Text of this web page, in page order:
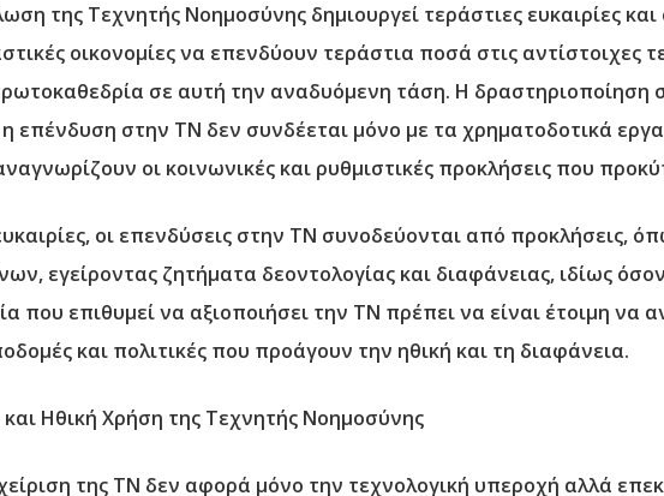
της Τεχνητής Νοημοσύνης δημιουργεί τεράστιες ευκαιρίες και
οικονομίες να επενδύουν τεράστια ποσά στις αντίστοιχες
σε αυτή την αναδυόμενη τάση. Η δραστηριοποίηση
επένδυση στην ΤΝ δεν συνδέεται μόνο με τα χρηματοδοτικά
οι κοινωνικές και ρυθμιστικές προκλήσεις που
οι επενδύσεις στην ΤΝ συνοδεύονται από προκλήσεις,
εγείροντας ζητήματα δεοντολογίας και διαφάνειας, ιδίως
που επιθυμεί να αξιοποιήσει την ΤΝ πρέπει να είναι έτοιμη να
και πολιτικές που προάγουν την ηθική και τη διαφάνεια.
Ηθική Χρήση της Τεχνητής Νοημοσύνης
της ΤΝ δεν αφορά μόνο την τεχνολογική υπεροχή αλλά